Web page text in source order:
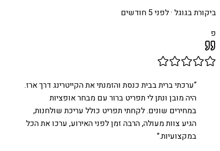
ביקורת בגוגל ·לפני 5 חודשים
פ
“ערכתי ברית בבית כנסת והזמנתי את הקייטרינג דרך ארז.
היה מובן ונתן לי תפריט ברור עם מבחר אופציות
במחירים שונים. לקחתי תפריט כולל עריכת שולחנות,
הגיע צוות מעולה, הרבה זמן לפני האירוע, ערכו את הכל
במקצועיות.”